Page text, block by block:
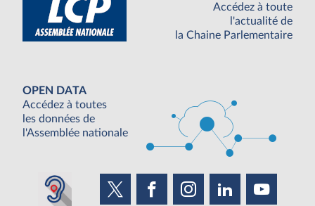
Accédez à toute
l'actualité de
la Chaine Parlementaire
OPEN DATA
Accédez à toutes
les données de
l'Assemblée nationale